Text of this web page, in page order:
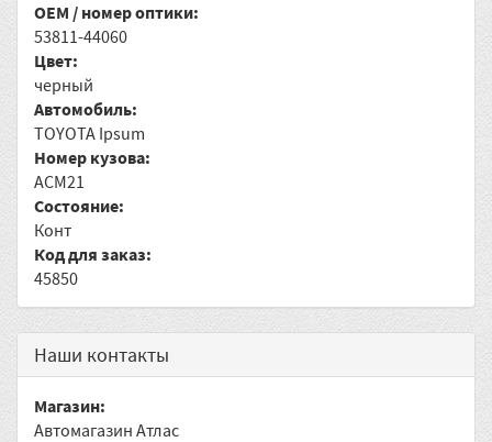
OEM / номер оптики:
53811-44060
Цвет:
черный
Автомобиль:
TOYOTA Ipsum
Номер кузова:
ACM21
Состояние:
Конт
Код для заказ:
45850
Наши контакты
Магазин:
Автомагазин Атлас